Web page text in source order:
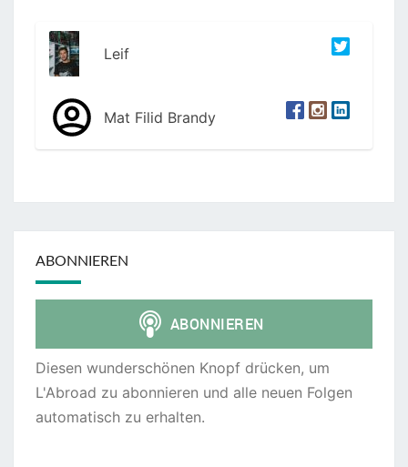
Leif
Mat Filid Brandy
ABONNIEREN
Diesen wunderschönen Knopf drücken, um
L'Abroad zu abonnieren und alle neuen Folgen
automatisch zu erhalten.